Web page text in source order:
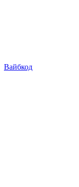
Вайбкод